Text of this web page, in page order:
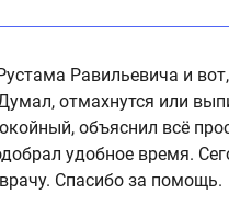
Равильевича и
отмахнутся или
объяснил всё
удобное время.
Спасибо за помощь.